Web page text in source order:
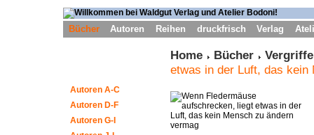
Bücher Autoren Reihen druckfrisch Verlag
Autoren A-C
Autoren D-F
Autoren G-I
Home Bücher
etwas in der Luft, das kein